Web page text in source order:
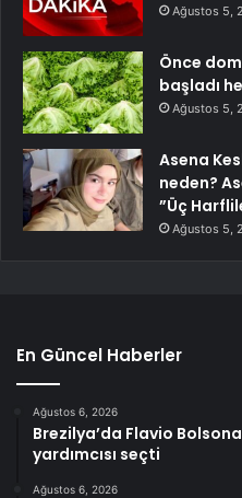
Ağustos 5,
Önce
başladı
Ağustos 5,
Asena
neden?
”Üç
Ağustos 5,
En Güncel Haberler
Ağustos 6, 2026
Brezilya’da Flavio
yardımcısı seçti
Ağustos 6, 2026